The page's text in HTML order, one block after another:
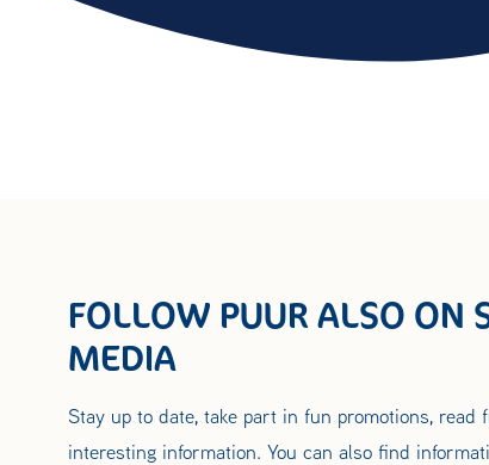
FOLLOW PUUR ALSO ON
MEDIA
Stay up to date, take part in fun promotions, read
interesting information. You can also find